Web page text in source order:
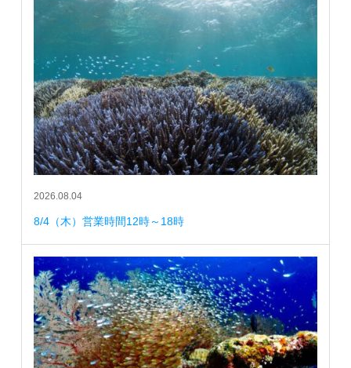
2026.08.04
8/4（木）営業時間12時～18時